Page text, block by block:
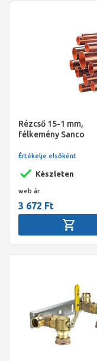
Rézcső 15-1 mm,
félkemény Sanco
Készleten
Értékelje elsőként
web ár
3 672 Ft